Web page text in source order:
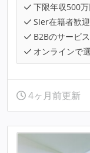
下限年収500
SIer在籍者歓迎
B2Bのサービ
オンラインで
4ヶ月前更新